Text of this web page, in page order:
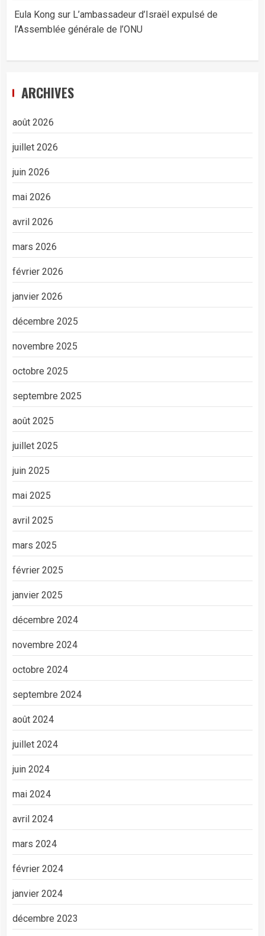
Eula Kong sur L’ambassadeur d’Israël expulsé de
l’Assemblée générale de l’ONU
ARCHIVES
août 2026
juillet 2026
juin 2026
mai 2026
avril 2026
mars 2026
février 2026
janvier 2026
décembre 2025
novembre 2025
octobre 2025
septembre 2025
août 2025
juillet 2025
juin 2025
mai 2025
avril 2025
mars 2025
février 2025
janvier 2025
décembre 2024
novembre 2024
octobre 2024
septembre 2024
août 2024
juillet 2024
juin 2024
mai 2024
avril 2024
mars 2024
février 2024
janvier 2024
décembre 2023